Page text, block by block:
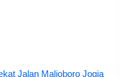
Jalan Malioboro Jogja